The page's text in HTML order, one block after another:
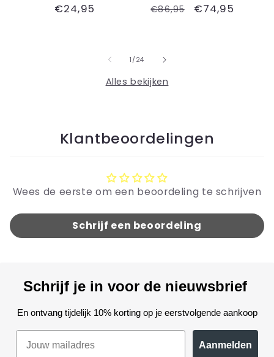
Normale
€24,95
Normale
€86,95 €74,95
1 / van
24
Alles bekijken
Klantbeoordelingen
Wees de eerste om een beoordeling te schrijven
Schrijf een beoordeling
Schrijf je in voor de nieuwsbrief
En ontvang tijdelijk 10% korting op je eerstvolgende aankoop
Aanmelden